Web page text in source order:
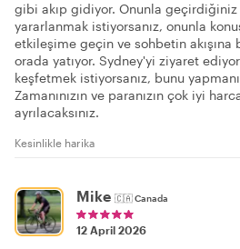
gibi akıp gidiyor. Onunla
yararlanmak istiyorsanız, onunla
etkileşime geçin ve sohbetin akışına
orada yatıyor. Sydney'yi ziyaret
keşfetmek istiyorsanız, bunu
Zamanınızın ve paranızın çok iyi
ayrılacaksınız.
Kesinlikle harika
Mike 🇨🇦Canada
12 April 2026